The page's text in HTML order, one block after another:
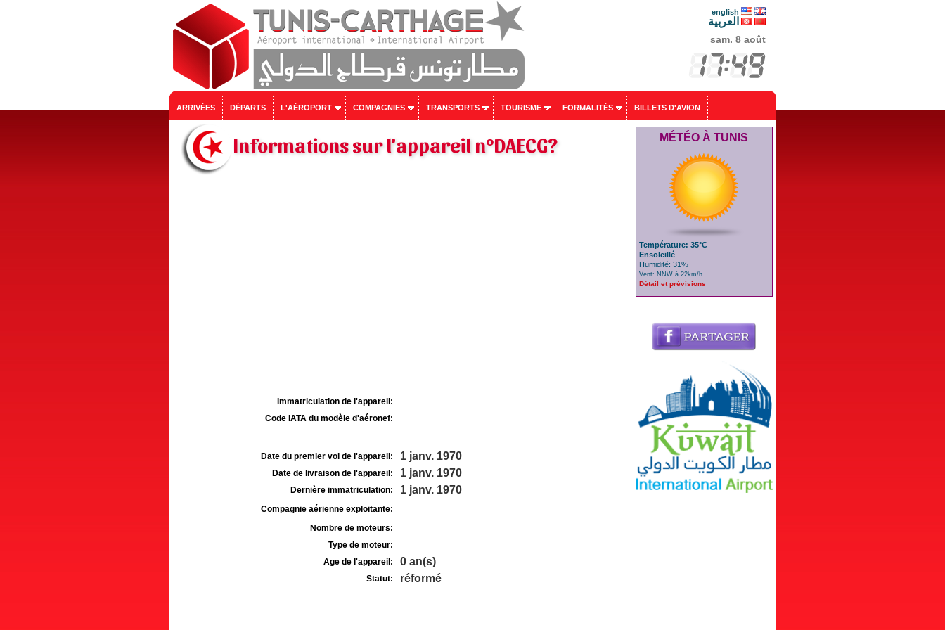
english
العربية
sam. 8 août
ARRIVÉES DÉPARTS L'AÉROPORT COMPAGNIES TRANSPORTS TOURISME FORMALITÉS BILLETS D'AVION
Informations sur l'appareil n°DAECG?
Immatriculation de l'appareil:
Code IATA du modèle d'aéronef:
Date du premier vol de l'appareil: 1 janv. 1970
Date de livraison de l'appareil: 1 janv. 1970
Dernière immatriculation: 1 janv. 1970
Compagnie aérienne exploitante:
Nombre de moteurs:
Type de moteur:
Age de l'appareil:
0 an(s)
Statut: réformé
MÉTÉO À TUNIS
Température: 35°C
Ensoleillé
Humidité: 31%
Vent: NNW à 22km/h
Détail et prévisions